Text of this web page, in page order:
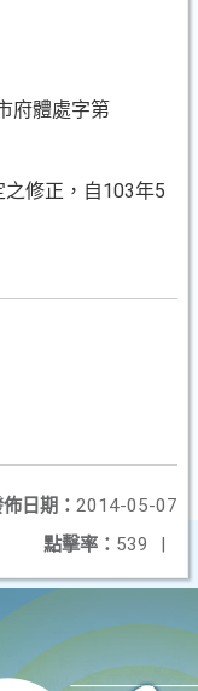
府體處字第
修正，自103年5
日期： 2014-05-07
點擊率： 539 |